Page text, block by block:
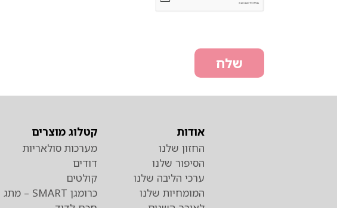
שלח
אודות
החזון שלנו
הסיפור שלנו
ערכי הליבה שלנו
המומחיות שלנו
קטלוג מוצרים
מערכות סולאריות
דודים
קולטים
כרומגן SMART – מתג